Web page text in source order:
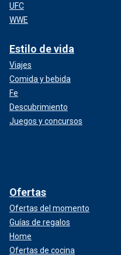
UFC
WWE
Estilo de vida
Viajes
Comida y bebida
Fe
Descubrimiento
Juegos y concursos
Ofertas
Ofertas del momento
Guías de regalos
Home
Ofertas de cocina